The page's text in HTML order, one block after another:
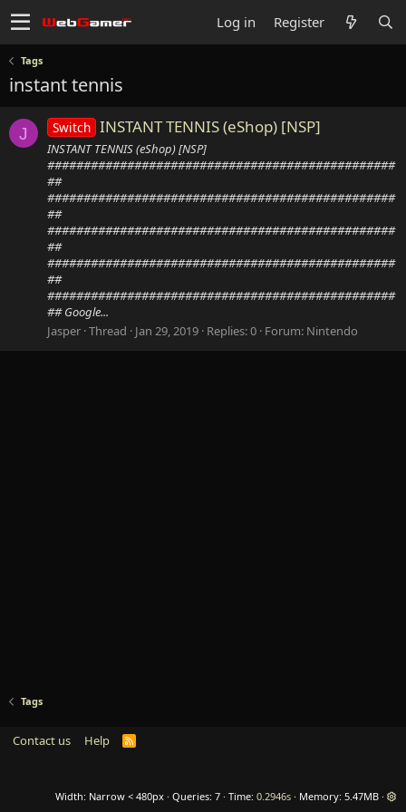
Log in Register
Tags
instant tennis
J Switch INSTANT TENNIS (eShop) [NSP]
INSTANT TENNIS (eShop) [NSP]
################################################
##
################################################
##
################################################
##
################################################
##
################################################
## Google...
Jasper Thread Jan 29, 2019 Replies: 0 Forum: Nintendo
Tags
Contact us Help
R
Width Queries 7 Time 0.2946s Memory 5.47MB